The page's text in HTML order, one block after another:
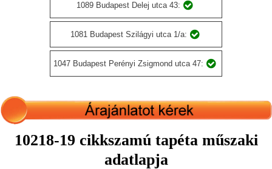
1089 Budapest Delej utca 43:
1081 Budapest Szilágyi utca 1/a:
1047 Budapest Perényi Zsigmond utca 47:
10218-19 cikkszamú tapéta műszaki
adatlapja